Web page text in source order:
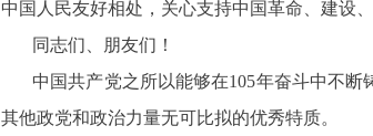
中国人民友好相处，关心支持中国革命、建设
同志们、朋友们！
中国共产党之所以能够在105年奋斗中不
其他政党和政治力量无可比拟的优秀特质。